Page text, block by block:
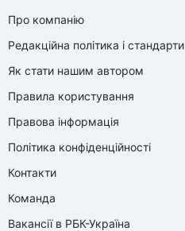
Про компанію
Редакційна політика і стандарти
Як стати нашим автором
Правила користування
Правова інформація
Політика конфіденційності
Контакти
Команда
Вакансії в РБК-Україна